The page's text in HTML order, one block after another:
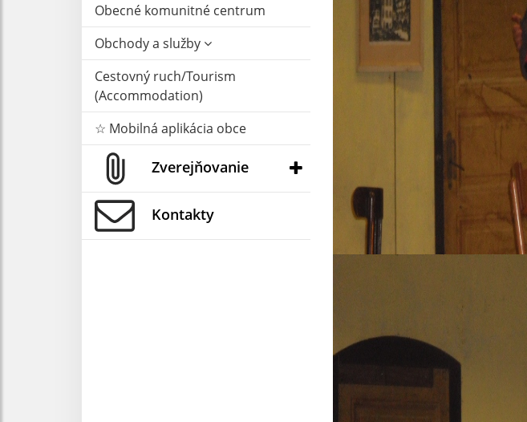
Obecné komunitné centrum
Obchody a služby
Cestovný ruch/Tourism
(Accommodation)
☆ Mobilná aplikácia obce
Zverejňovanie
Kontakty